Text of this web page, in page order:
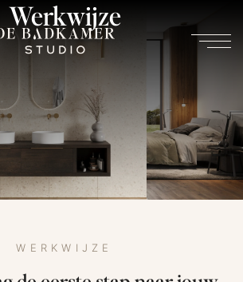
Werkwijze
WERKWIJZE